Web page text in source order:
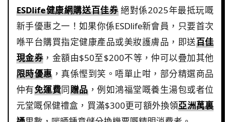
ESDlife健康網購送百佳券絕對係2025年最抵玩嘅
新手優惠之一！如果你係ESDlife新會員，只要首次
喺平台購買指定健康產品或美妝護膚品，即送百佳
現金券，金額由$50至$200不等，仲可以疊加其他
限時優惠，真係慳到笑。唔單止咁，部分精選商品
仲有免運費同贈品，例如鴻福堂嘅養生湯包或者位
元堂嘅保健禮盒，買滿$300更可額外換領亞洲萬裏